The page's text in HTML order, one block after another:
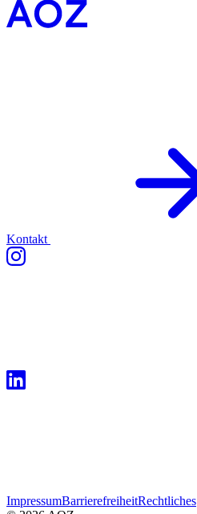
Kontakt
ImpressumBarrierefreiheitRechtliches